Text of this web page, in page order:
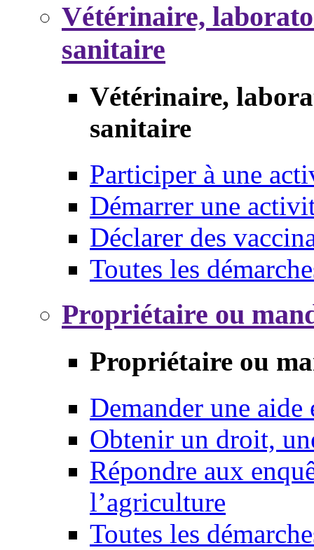
Vétérinaire,
sanitaire
Vétérinaire,
sanitaire
Participer à une
Démarrer une
Déclarer des
Toutes les
Propriétaire ou
Propriétaire ou
Demander une aide
Obtenir un droit,
Répondre aux
l’agriculture
Toutes les